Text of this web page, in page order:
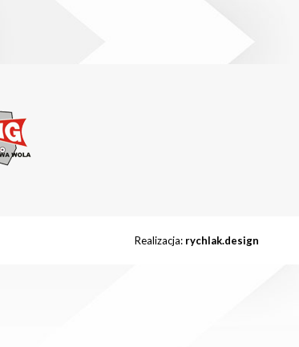
Realizacja: rychlak.design